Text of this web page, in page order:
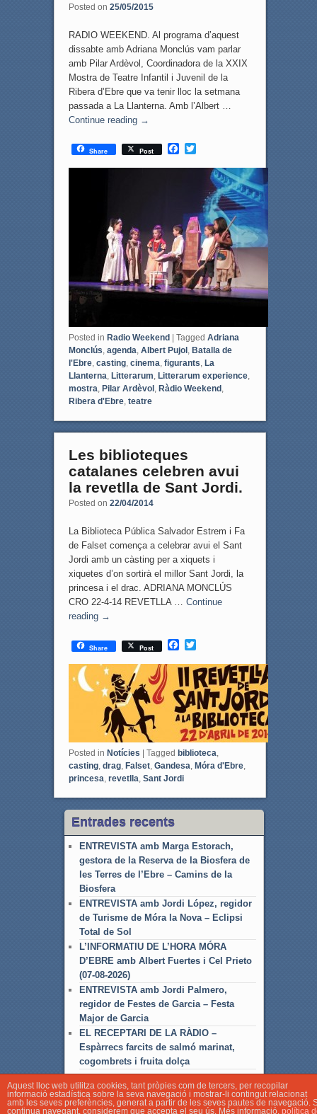
Posted on 25/05/2015
RADIO WEEKEND. Al programa d’aquest
dissabte amb Adriana Monclús vam parlar
amb Pilar Ardèvol, Coordinadora de la XXIX
Mostra de Teatre Infantil i Juvenil de la
Ribera d’Ebre que va tenir lloc la setmana
passada a La Llanterna. Amb l’Albert …
Continue reading →
Share Post
F
c
o
k
T
i
e
r
Posted in Radio Weekend Tagged Adriana
Monclús, agenda, Albert Pujol , Batalla de
l'Ebre, casting, cinema, figurants, La
Llanterna, Litterarum, Litterarum experience,
mostra, Pilar Ardèvol , Ràdio Weekend ,
Ribera d'Ebre, teatre
Les biblioteques
catalanes celebren avui
la revetlla de Sant Jordi.
Posted on 22/04/2014
La Biblioteca Pública Salvador Estrem i Fa
de Falset comença a celebrar avui el Sant
Jordi amb un càsting per a xiquets i
xiquetes d’on sortirà el millor Sant Jordi, la
princesa i el drac. ADRIANA MONCLÚS
CRO 22-4-14 REVETLLA … Continue
reading →
Share Post
F
c
e
b
o
o
k
T
i
t
t
e
r
Posted in Notícies Tagged biblioteca,
casting, drag, Falset, Gandesa, Móra d'Ebre,
princesa, revetlla, Sant Jordi
Entrades recents
ENTREVISTA amb Marga Estorach,
gestora de la Reserva de la Biosfera de
les Terres de l’Ebre – Camins de la
Biosfera
ENTREVISTA amb Jordi López, regidor
de Turisme de Móra la Nova – Eclipsi
Total de Sol
L’INFORMATIU DE L’HORA MÓRA
D’EBRE amb Albert Fuertes i Cel Prieto
(07-08-2026)
ENTREVISTA amb Jordi Palmero,
regidor de Festes de Garcia – Festa
Major de Garcia
EL RECEPTARI DE LA RÀDIO –
Espàrrecs farcits de salmó marinat,
cogombrets i fruita dolça
Aquest lloc web utilitza cookies, tant pròpies com de tercers, per recopilar
informació estadística sobre la seva navegació i mostrar-li contingut relacionat
amb les seves preferències, generat a partir de les seves pautes de navegació.
continua navegant, considerem que accepta el seu ús. Més informació. política